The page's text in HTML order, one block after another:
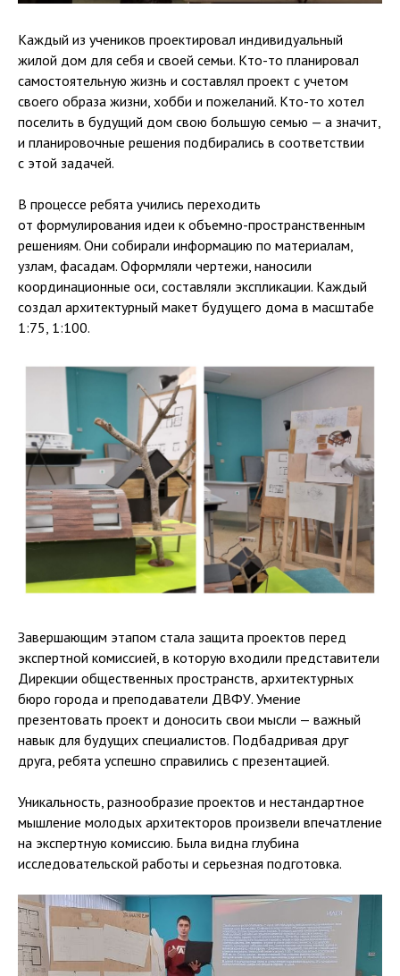
Каждый из учеников проектировал индивидуальный
жилой дом для себя и своей семьи. Кто-то планировал
самостоятельную жизнь и составлял проект с учетом
своего образа жизни, хобби и пожеланий. Кто-то хотел
поселить в будущий дом свою большую семью — а значит,
и планировочные решения подбирались в соответствии
с этой задачей.
В процессе ребята учились переходить
от формулирования идеи к объемно-пространственным
решениям. Они собирали информацию по материалам,
узлам, фасадам. Оформляли чертежи, наносили
координационные оси, составляли экспликации. Каждый
создал архитектурный макет будущего дома в масштабе
1:75, 1:100.
Завершающим этапом стала защита проектов перед
экспертной комиссией, в которую входили представители
Дирекции общественных пространств, архитектурных
бюро города и преподаватели ДВФУ. Умение
презентовать проект и доносить свои мысли — важный
навык для будущих специалистов. Подбадривая друг
друга, ребята успешно справились с презентацией.
Уникальность, разнообразие проектов и нестандартное
мышление молодых архитекторов произвели впечатление
на экспертную комиссию. Была видна глубина
исследовательской работы и серьезная подготовка.